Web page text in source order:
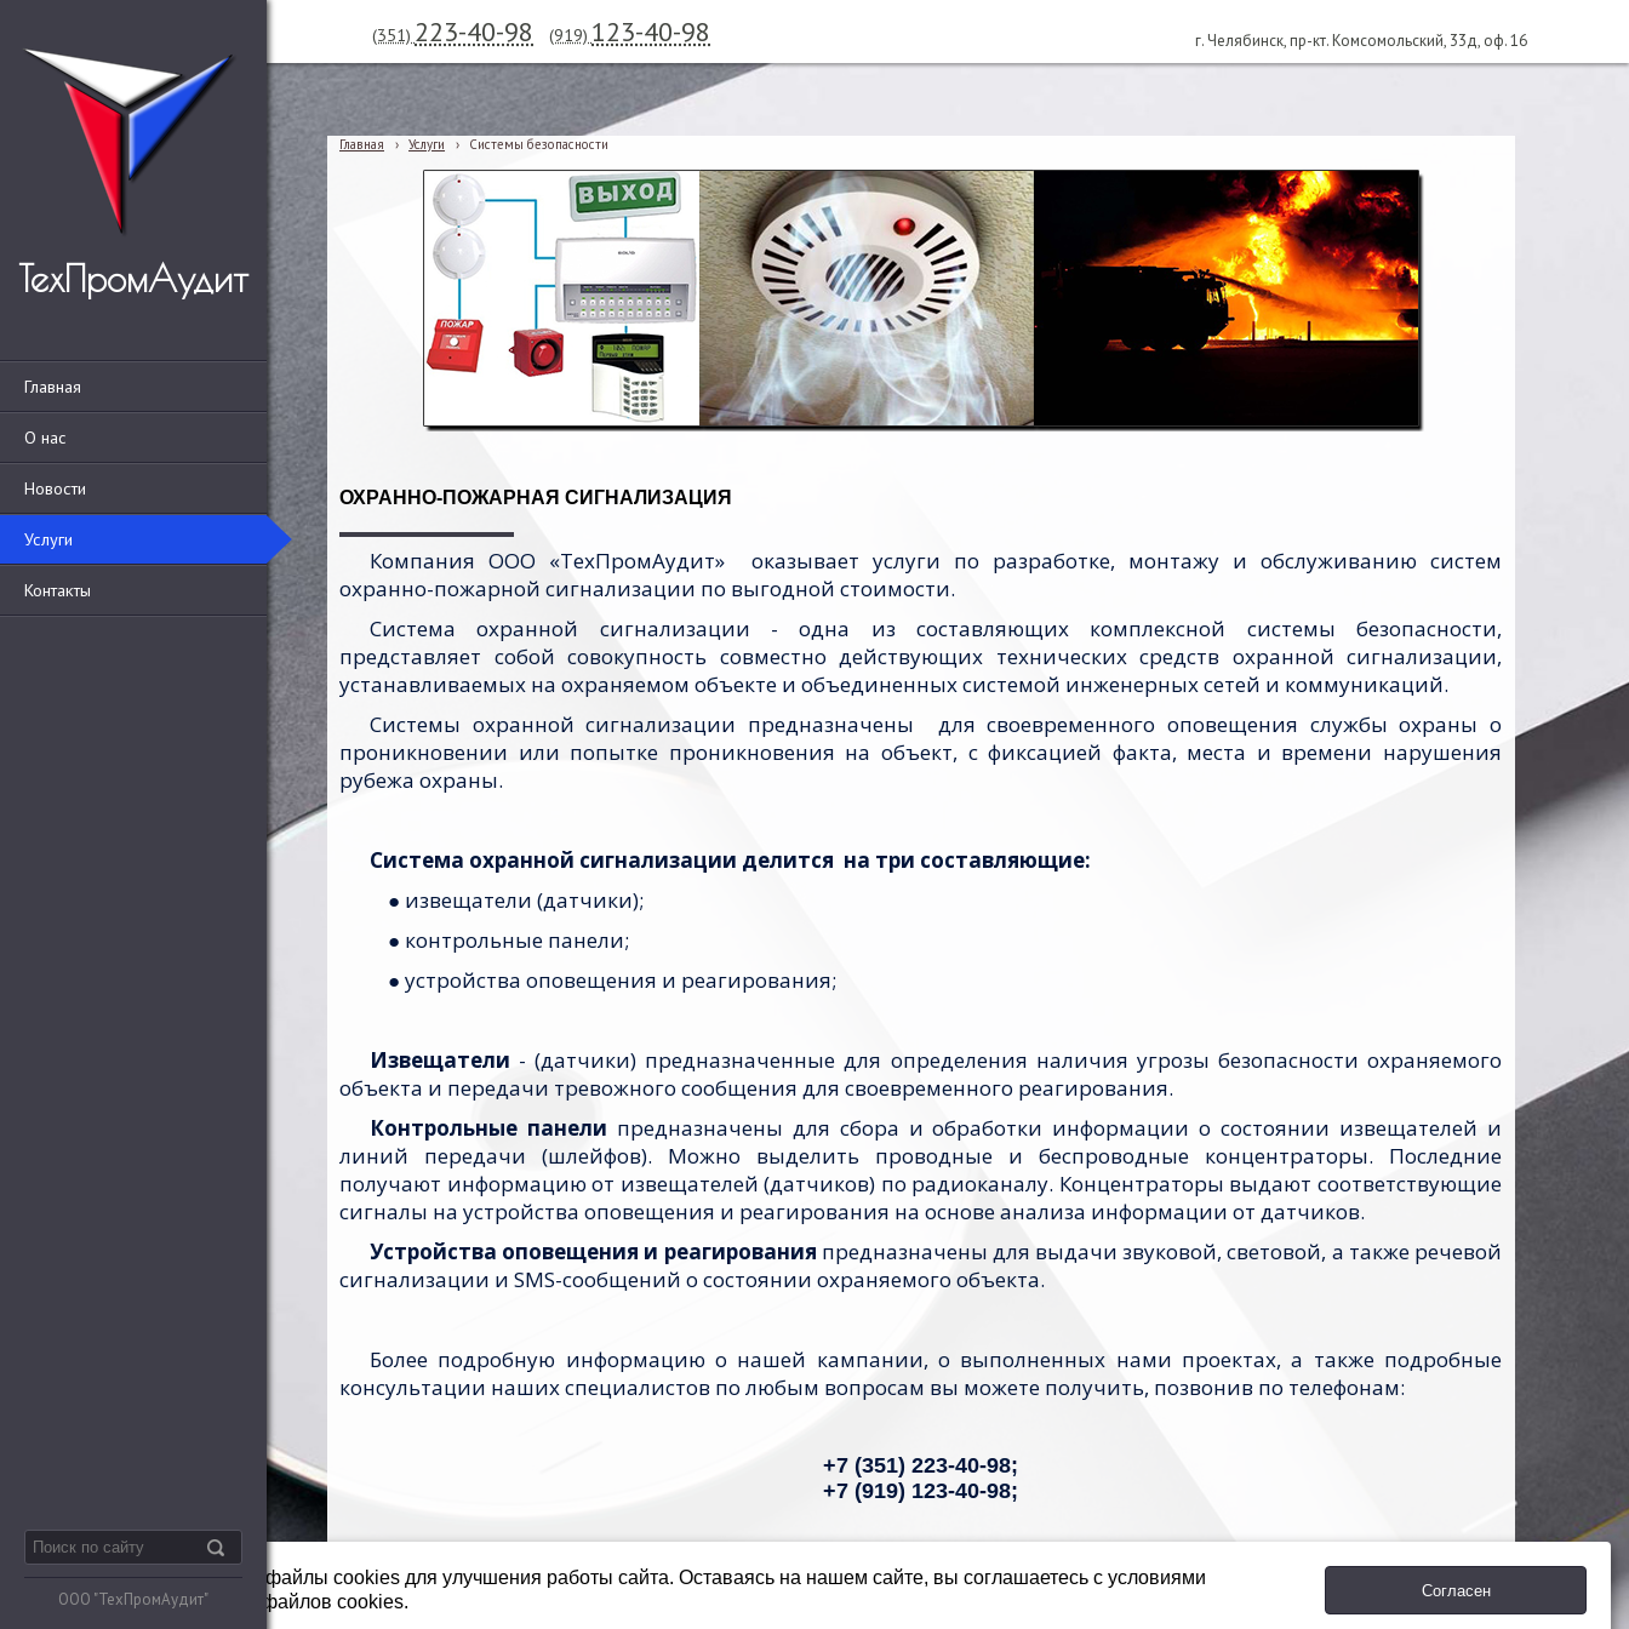
ТехПромАудит
Главная
О нас
Новости
Услуги
Контакты
ООО "ТехПромАудит"
(351) 223-40-98 (919) 123-40-98 г. Челябинск, пр-кт. Комсомольский, 33д, оф. 16
Главная › Услуги › Системы безопасности
ОХРАННО-ПОЖАРНАЯ СИГНАЛИЗАЦИЯ
Компания ООО «ТехПромАудит» оказывает услуги по разработке, монтажу и обслуживанию систем
охранно-пожарной сигнализации по выгодной стоимости.
Система охранной сигнализации - одна из составляющих комплексной системы безопасности,
представляет собой совокупность совместно действующих технических средств охранной сигнализации,
устанавливаемых на охраняемом объекте и объединенных системой инженерных сетей и коммуникаций.
Системы охранной сигнализации предназначены для своевременного оповещения службы охраны о
проникновении или попытке проникновения на объект, с фиксацией факта, места и времени нарушения
рубежа охраны.
Система охранной сигнализации делится на три составляющие:
● извещатели (датчики);
● контрольные панели;
● устройства оповещения и реагирования;
Извещатели - (датчики) предназначенные для определения наличия угрозы безопасности охраняемого
объекта и передачи тревожного сообщения для своевременного реагирования.
Контрольные панели предназначены для сбора и обработки информации о состоянии извещателей и
линий передачи (шлейфов). Можно выделить проводные и беспроводные концентраторы. Последние
получают информацию от извещателей (датчиков) по радиоканалу. Концентраторы выдают соответствующие
сигналы на устройства оповещения и реагирования на основе анализа информации от датчиков.
Устройства оповещения и реагирования предназначены для выдачи звуковой, световой, а также речевой
сигнализации и SMS-сообщений о состоянии охраняемого объекта.
Более подробную информацию о нашей кампании, о выполненных нами проектах, а также подробные
консультации наших специалистов по любым вопросам вы можете получить, позвонив по телефонам:
+7 (351) 223-40-98;
+7 (919) 123-40-98;
Надеемся на взаимовыгодное сотрудничество!
Мы используем файлы cookies для улучшения работы сайта. Оставаясь на нашем сайте, вы соглашаетесь с условиями
использования файлов cookies.
Согласен